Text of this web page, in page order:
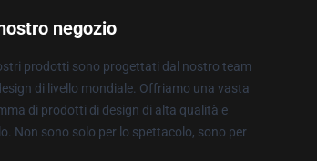
negozio
prodotti sono progettati dal nostro team
di livello mondiale. Offriamo una vasta
di prodotti di design di alta qualità e
Non sono solo per lo spettacolo, sono per